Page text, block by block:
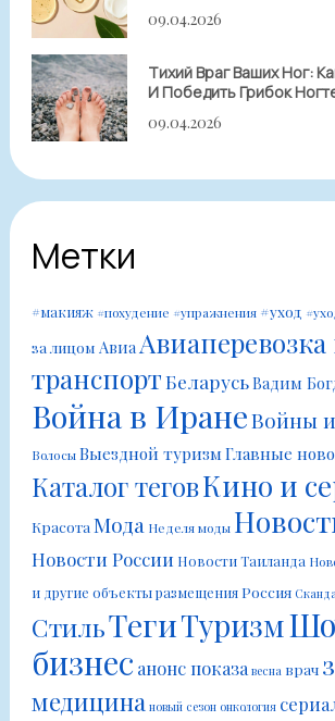
09.04.2026
Тихий Враг Ваших Ног:
И Победить Грибок
09.04.2026
Метки
#макияж #похудение #упражнения #уход
за лицом Авиа Авиаперевозка
транспортБеларусьВадим
Война в ИранеВойны
ВолосыВыездной туризмГлавные
Каталог теговКино и
Красота Мода Неделя моды
Новости России Новости Таиланда
и другие объекты размещенияРоссия
СтильТегиТуризм
бизнес анонс показа весна врач
медицина новый сезон онкология